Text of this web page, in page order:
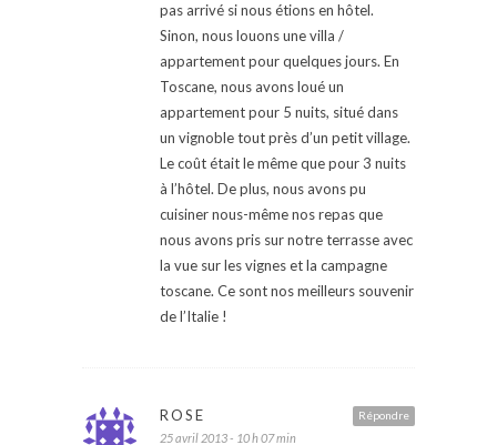
pas arrivé si nous étions en hôtel.
Sinon, nous louons une villa /
appartement pour quelques jours. En
Toscane, nous avons loué un
appartement pour 5 nuits, situé dans
un vignoble tout près d’un petit village.
Le coût était le même que pour 3 nuits
à l’hôtel. De plus, nous avons pu
cuisiner nous-même nos repas que
nous avons pris sur notre terrasse avec
la vue sur les vignes et la campagne
toscane. Ce sont nos meilleurs souvenir
de l’Italie !
Répondre
ROSE
25 avril 2013 - 10 h 07 min